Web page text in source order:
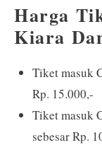
Harga
Kiara
Tiket masuk
Rp. 15.000,-
Tiket masuk
sebesar Rp.